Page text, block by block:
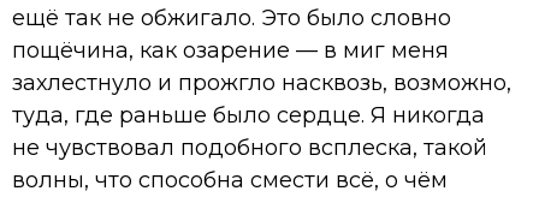
ещё так не обжигало. Это было словно
пощёчина, как озарение — в миг меня
захлестнуло и прожгло насквозь, возможно,
туда, где раньше было сердце. Я никогда
не чувствовал подобного всплеска, такой
волны, что способна смести всё, о чём